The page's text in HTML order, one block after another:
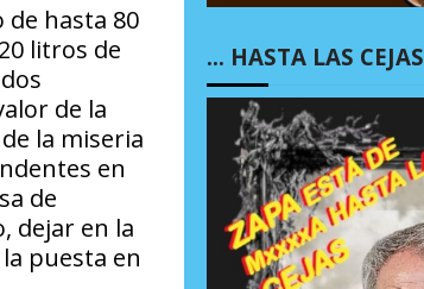
hasta 80
litros de
de la
la miseria
en
de
dejar en la
puesta en
… HASTA LAS CEJAS